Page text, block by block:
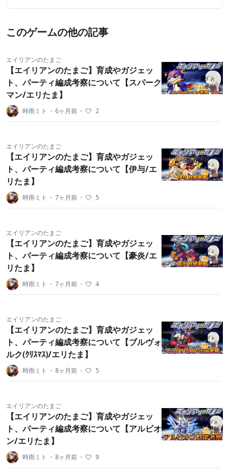
このゲームの他の記事
エイリアンのたまご
【エイリアンのたまご】育成やガジェッ
ト、パーティ編成考察について【スパーク
マン/エリたま】
時雨ミト ・ 6ヶ月前 ・ 2
エイリアンのたまご
【エイリアンのたまご】育成やガジェッ
ト、パーティ編成考察について【伊与/エ
リたま】
時雨ミト ・ 7ヶ月前 ・ 5
エイリアンのたまご
【エイリアンのたまご】育成やガジェッ
ト、パーティ編成考察について【豪炎/エ
リたま】
時雨ミト ・ 7ヶ月前 ・ 4
エイリアンのたまご
【エイリアンのたまご】育成やガジェッ
ト、パーティ編成考察について【ブルヴォ
ルク(ｸﾘｽﾏｽ)/エリたま】
時雨ミト ・ 8ヶ月前 ・ 5
エイリアンのたまご
【エイリアンのたまご】育成やガジェッ
ト、パーティ編成考察について【アルビオ
ン/エリたま】
時雨ミト ・ 8ヶ月前 ・ 9